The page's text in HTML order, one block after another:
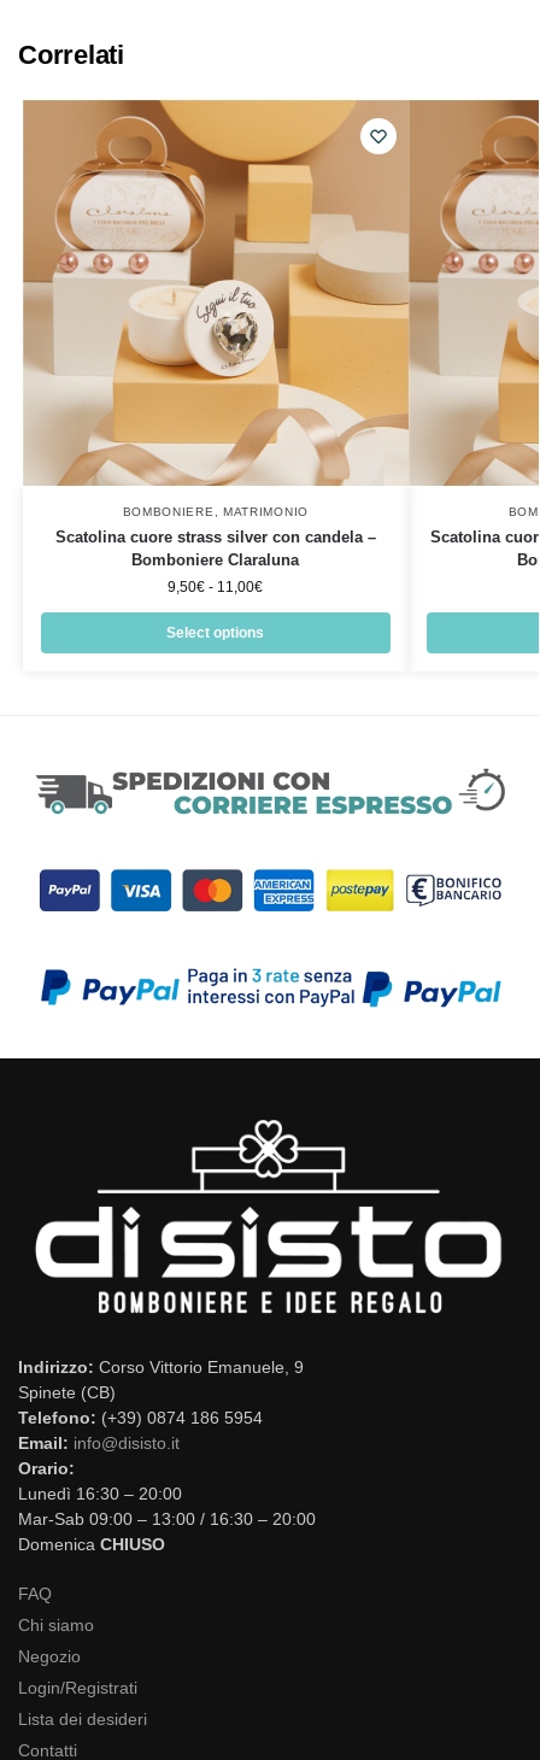
Correlati
BOMBONIERE, MATRIMONIO
Scatolina cuore strass silver con candela –
Bomboniere Claraluna
9,50€ - 11,00€
Select options
Scatolina
Indirizzo: Corso Vittorio Emanuele, 9
Spinete (CB)
Telefono: (+39) 0874 186 5954
Email: info@disisto.it
Orario:
Lunedì 16:30 – 20:00
Mar-Sab 09:00 – 13:00 / 16:30 – 20:00
Domenica CHIUSO
FAQ
Chi siamo
Negozio
Login/Registrati
Lista dei desideri
Contatti